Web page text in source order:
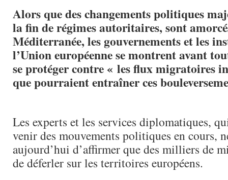
Alors que des changements politiques
la fin de régimes autoritaires, sont
Méditerranée, les gouvernements et les
l’Union européenne se montrent avant
se protéger contre « les flux migratoires
que pourraient entraîner ces
Les experts et les services diplomatiques,
venir des mouvements politiques en cours,
aujourd’hui d’affirmer que des milliers de
de déferler sur les territoires européens.